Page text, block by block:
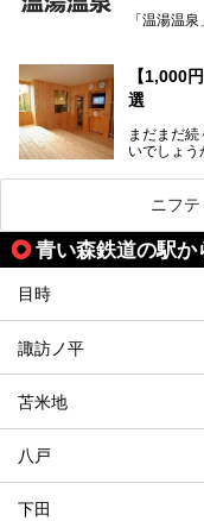
ください。
「温湯温
か？
【1,000
選
まだまだ
いでしょう
そこでコス
紹介します
格安でも充
今回は青森
ニフ
青い森鉄道の駅
目時
諏訪ノ平
苫米地
八戸
下田